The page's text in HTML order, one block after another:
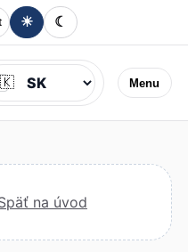
☀ ☾
Menu
Jazyk
na úvod